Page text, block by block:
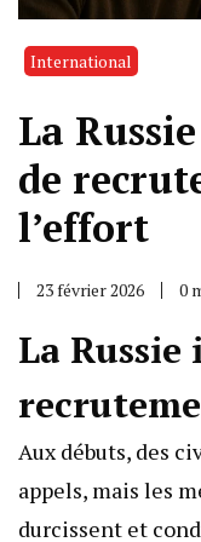
International
La
de
l’effort
23 février 2026 0
La
Aux débuts, des
appels, mais les
durcissent et